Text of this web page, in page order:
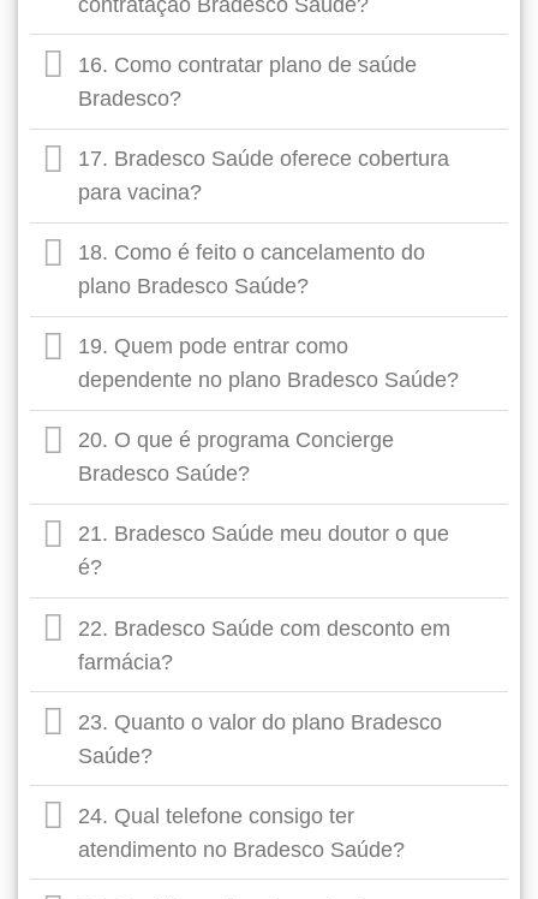
16. Como contratar plano de saúde
Bradesco?
17. Bradesco Saúde oferece cobertura
para vacina?
18. Como é feito o cancelamento do
plano Bradesco Saúde?
19. Quem pode entrar como
dependente no plano Bradesco Saúde?
20. O que é programa Concierge
Bradesco Saúde?
21. Bradesco Saúde meu doutor o que
é?
22. Bradesco Saúde com desconto em
farmácia?
23. Quanto o valor do plano Bradesco
Saúde?
24. Qual telefone consigo ter
atendimento no Bradesco Saúde?